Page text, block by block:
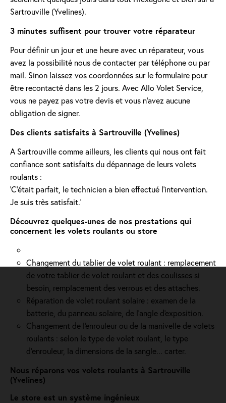
Sartrouville (Yvelines).
3 minutes suffisent pour trouver votre réparateur
Pour définir un jour et une heure avec un réparateur, vous
avez la possibilité nous de contacter par téléphone ou par
mail. Sinon laissez vos coordonnées sur le formulaire pour
être recontacté dans les 2 jours. Avec Allo Volet Service,
vous ne payez pas votre devis et vous n'avez aucune
obligation de signer.
Des clients satisfaits à Sartrouville (Yvelines)
A Sartrouville comme ailleurs, les clients qui nous ont fait
confiance sont satisfaits du dépannage de leurs volets
roulants :
'C’était parfait, le technicien a bien effectué l’intervention.
Je suis très satisfait.'
Découvrez quelques-unes de nos prestations qui
concernent les volets roulants ou store
Changement du tablier de volet roulant : remplacement
de votre tablier de volet roulant et des coulisses si
besoin, remplacement des verrous et des attaches.
Réparation de volet roulant solaire : examen de la
batterie, du panneau solaire, de l'angle d'exposition.
Changement de l'enrouleur ou de la manivelle de volets
roulants : selon le type de volet roulant, le type
d’enrouleur, la dimensions de la sangle... carter.
Nous réparons vos volets roulants à Sartrouville
(Yvelines)
Le store est un système ingénieux